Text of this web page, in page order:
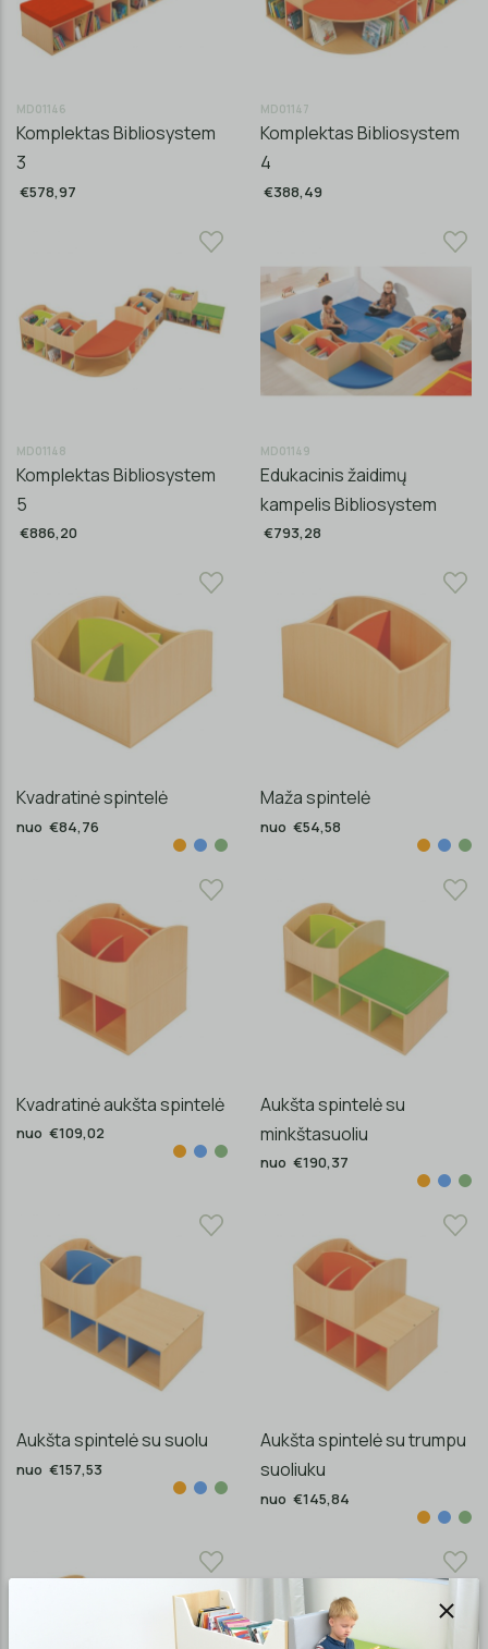
MD01146
Komplektas Bibliosystem
3
€578,97
MD01147
Komplektas Bibliosystem
4
€388,49
MD01148
Komplektas Bibliosystem
5
€886,20
MD01149
Edukacinis žaidimų
kampelis Bibliosystem
€793,28
Kvadratinė spintelė
nuo €84,76
Maža spintelė
nuo €54,58
Kvadratinė aukšta spintelė
nuo €109,02
Aukšta spintelė su
minkštasuoliu
nuo €190,37
Aukšta spintelė su suolu
nuo €157,53
Aukšta spintelė su trumpu
suoliuku
nuo €145,84